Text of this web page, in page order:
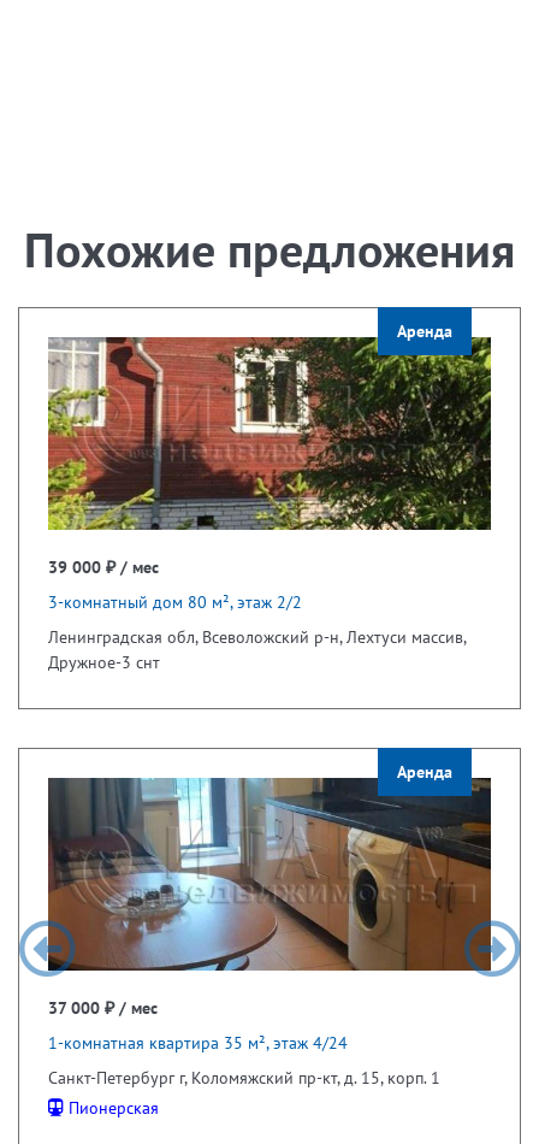
Похожие предложения
Аренда
39 000 ₽ / мес
3-комнатный дом 80 м², этаж 2/2
Ленинградская обл, Всеволожский р-н, Лехтуси массив,
Дружное-3 снт
Аренда
37 000 ₽ / мес
1-комнатная квартира 35 м², этаж 4/24
Санкт-Петербург г, Коломяжский пр-кт, д. 15, корп. 1
Пионерская